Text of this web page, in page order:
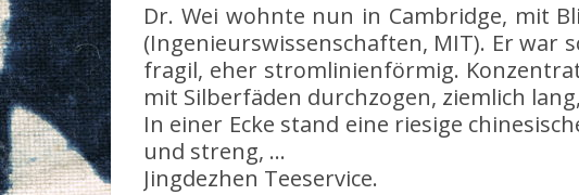
Dr. Wei wohnte nun in Cambridge, mit
(Ingenieurswissenschaften, MIT). Er war
fragil, eher stromlinienförmig.
mit Silberfäden durchzogen, ziemlich
In einer Ecke stand eine riesige
und streng, …
Jingdezhen Teeservice.